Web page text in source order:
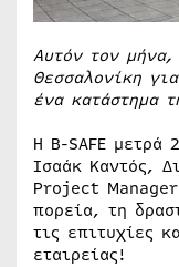
Αυτόν τον
Θεσσαλονίκη
ένα κατάστημα
Η B-SAFE μετρά
Ισαάκ Καντός,
Project Manager
πορεία, τη
τις επιτυχίες
εταιρείας!